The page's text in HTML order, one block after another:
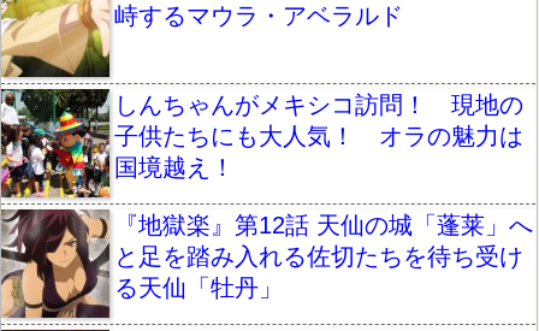
峙するマウラ・アベラルド
しんちゃんがメキシコ訪問！ 現地の
子供たちにも大人気！ オラの魅力は
国境越え！
『地獄楽』第12話 天仙の城「蓬莱」へ
と足を踏み入れる佐切たちを待ち受け
る天仙「牡丹」